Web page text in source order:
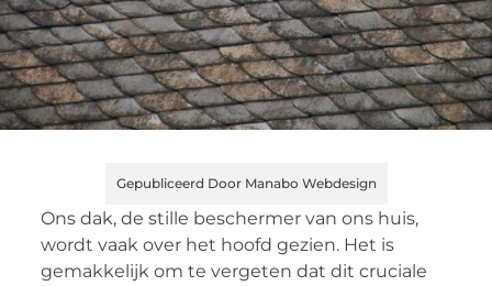
Gepubliceerd Door Manabo Webdesign
Ons dak, de stille beschermer van ons huis,
wordt vaak over het hoofd gezien. Het is
gemakkelijk om te vergeten dat dit cruciale